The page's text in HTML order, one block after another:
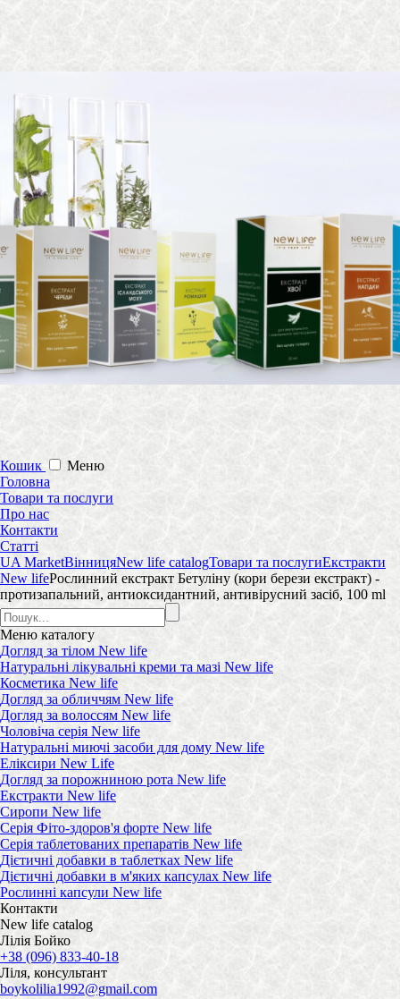
Кошик
Меню
Головна
Товари та послуги
Про нас
Контакти
Статті
UA MarketВінницяNew life catalogТовари та послугиЕкстракти
New lifeРослинний екстракт Бетуліну (кори берези екстракт) -
протизапальний, антиоксидантний, антивірусний засіб, 100 ml
Меню каталогу
Догляд за тілом New life
Натуральні лікувальні креми та мазі New life
Косметика New life
Догляд за обличчям New life
Догляд за волоссям New life
Чоловіча серія New life
Натуральні миючі засоби для дому New life
Еліксири New Life
Догляд за порожниною рота New life
Екстракти New life
Сиропи New life
Серія Фіто-здоров'я форте New life
Серія таблетованих препаратів New life
Дієтичні добавки в таблетках New life
Дієтичні добавки в м'яких капсулах New life
Рослинні капсули New life
Контакти
New life catalog
Лілія Бойко
+38 (096) 833-40-18
Ліля, консультант
boykolilia1992@gmail.com